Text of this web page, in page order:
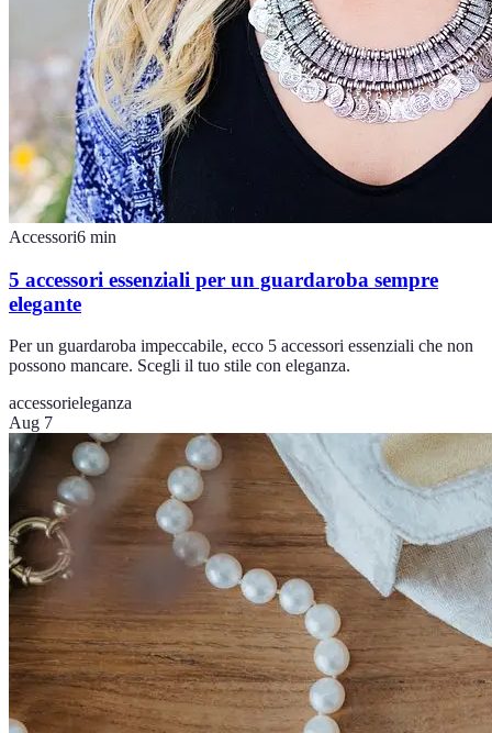
Accessori6 min
5 accessori essenziali per un guardaroba sempre
elegante
Per un guardaroba impeccabile, ecco 5 accessori essenziali che non
possono mancare. Scegli il tuo stile con eleganza.
accessorieleganza
Aug 7